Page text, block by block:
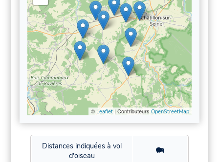
© Leaflet| Contributeurs OpenStreetMap
Distances indiquées à vol
d'oiseau